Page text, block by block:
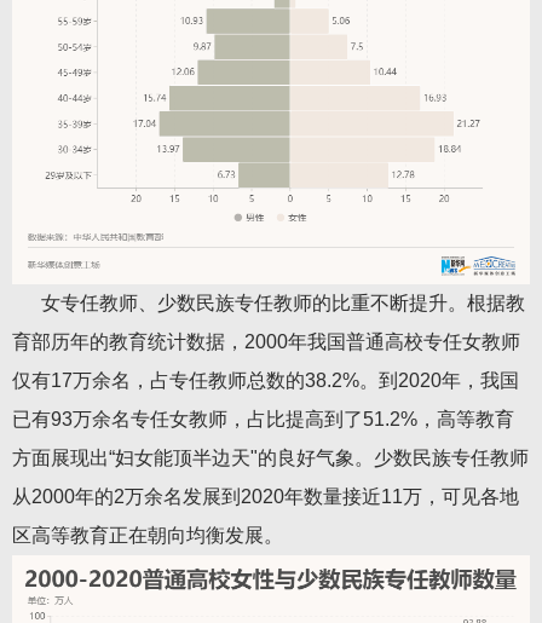
女专任教师、少数民族专任教师的比重不断提升。根据教
育部历年的教育统计数据，2000年我国普通高校专任女教师
仅有17万余名，占专任教师总数的38.2%。到2020年，我国
已有93万余名专任女教师，占比提高到了51.2%，高等教育
方面展现出“妇女能顶半边天"的良好气象。少数民族专任教师
从2000年的2万余名发展到2020年数量接近11万，可见各地
区高等教育正在朝向均衡发展。